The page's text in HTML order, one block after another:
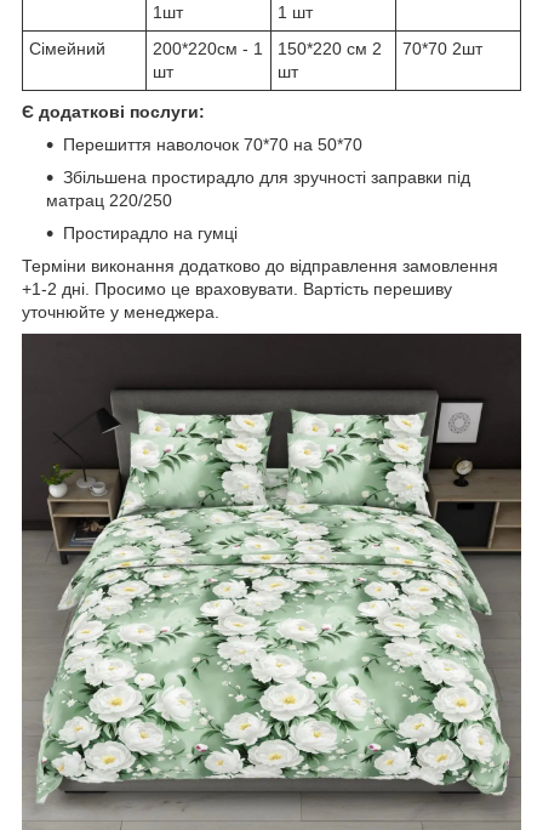
1шт
1 шт
Сімейний
200*220см - 1
шт
150*220 см 2
шт
70*70 2шт
Є додаткові послуги:
Перешиття наволочок 70*70 на 50*70
Збільшена простирадло для зручності заправки під
матрац 220/250
Простирадло на гумці
Терміни виконання додатково до відправлення замовлення
+1-2 дні. Просимо це враховувати. Вартість перешиву
уточнюйте у менеджера.